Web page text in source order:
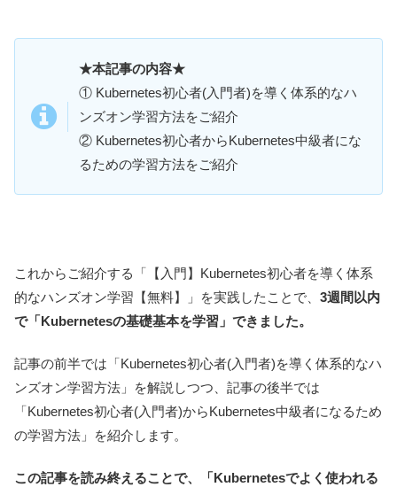
★本記事の内容★
① Kubernetes初心者(入門者)を導く体系的なハ
ンズオン学習方法をご紹介
② Kubernetes初心者からKubernetes中級者にな
るための学習方法をご紹介
これからご紹介する「【入門】Kubernetes初心者を導く体系
的なハンズオン学習【無料】」を実践したことで、 3週間以内
で「Kubernetesの基礎基本を学習」できました。
記事の前半では「Kubernetes初心者(入門者)を導く体系的なハ
ンズオン学習方法」を解説しつつ、記事の後半では
「Kubernetes初心者(入門者)からKubernetes中級者になるため
の学習方法」を紹介します。
この記事を読み終えることで、「Kubernetesでよく使われる